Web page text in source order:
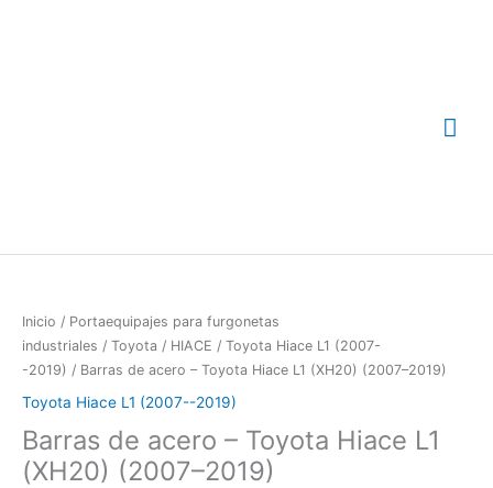
Inicio / Portaequipajes para furgonetas
industriales / Toyota / HIACE / Toyota Hiace L1 (2007-
-2019) / Barras de acero – Toyota Hiace L1 (XH20) (2007–2019)
Toyota Hiace L1 (2007--2019)
Barras de acero – Toyota Hiace L1
(XH20) (2007–2019)